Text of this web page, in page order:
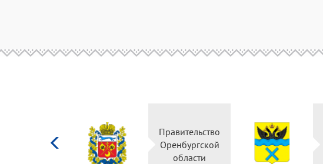
Правительство
Оренбургской
области